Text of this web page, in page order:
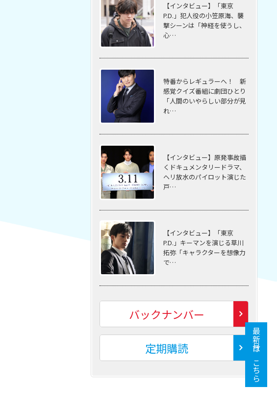
【インタビュー】「東京
P.D.」犯人役の小笠原海、襲
撃シーンは「神経を使うし、
心…
特番からレギュラーへ！ 新
感覚クイズ番組に劇団ひとり
「人間のいやらしい部分が見
れ…
【インタビュー】原発事故描
くドキュメンタリードラマ、
ヘリ放水のパイロット演じた
戸…
【インタビュー】「東京
P.D.」キーマンを演じる草川
拓弥「キャラクターを想像力
で…
バックナンバー
定期購読 最新号はこちら